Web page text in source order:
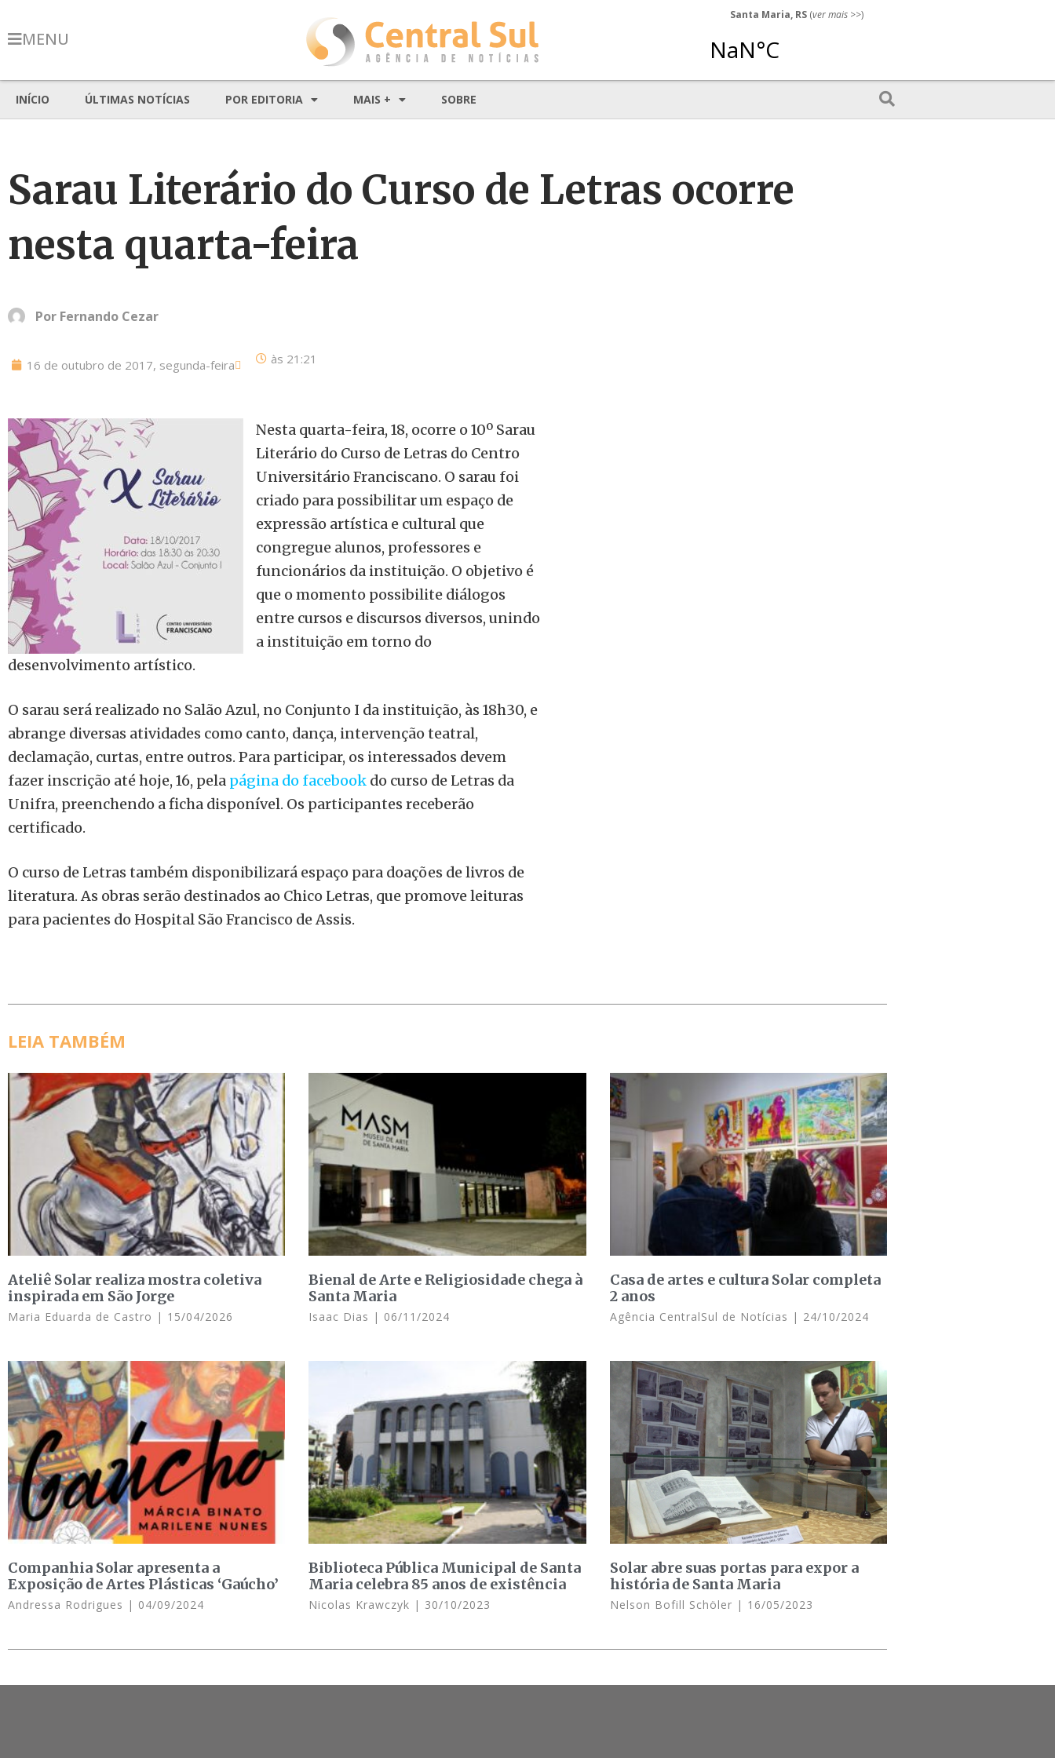
MENU
Santa Maria, RS (ver mais >>)
INÍCIO ÚLTIMAS NOTÍCIAS POR EDITORIA MAIS + SOBRE
Sarau Literário do Curso de Letras ocorre
nesta quarta-feira
Por Fernando Cezar
16 de outubro de 2017, segunda-feira às 21:21
Nesta quarta-feira, 18, ocorre o 10º Sarau
Literário do Curso de Letras do Centro
Universitário Franciscano. O sarau foi
criado para possibilitar um espaço de
expressão artística e cultural que
congregue alunos, professores e
funcionários da instituição. O objetivo é
que o momento possibilite diálogos
entre cursos e discursos diversos, unindo
a instituição em torno do
desenvolvimento artístico.
O sarau será realizado no Salão Azul, no Conjunto I da instituição, às 18h30, e
abrange diversas atividades como canto, dança, intervenção teatral,
declamação, curtas, entre outros. Para participar, os interessados devem
fazer inscrição até hoje, 16, pela página do facebook do curso de Letras da
Unifra, preenchendo a ficha disponível. Os participantes receberão
certificado.
O curso de Letras também disponibilizará espaço para doações de livros de
literatura. As obras serão destinados ao Chico Letras, que promove leituras
para pacientes do Hospital São Francisco de Assis.
LEIA TAMBÉM
Ateliê Solar realiza mostra coletiva
inspirada em São Jorge
Maria Eduarda de Castro 15/04/2026
Bienal de Arte e Religiosidade chega à
Santa Maria
Isaac Dias 06/11/2024
Casa de artes e cultura Solar completa
2 anos
Agência CentralSul de Notícias 24/10/2024
Companhia Solar apresenta a
Exposição de Artes Plásticas ‘Gaúcho’
Andressa Rodrigues 04/09/2024
Biblioteca Pública Municipal de Santa
Maria celebra 85 anos de existência
Nicolas Krawczyk 30/10/2023
Solar abre suas portas para expor a
história de Santa Maria
Nelson Bofill Schöler 16/05/2023